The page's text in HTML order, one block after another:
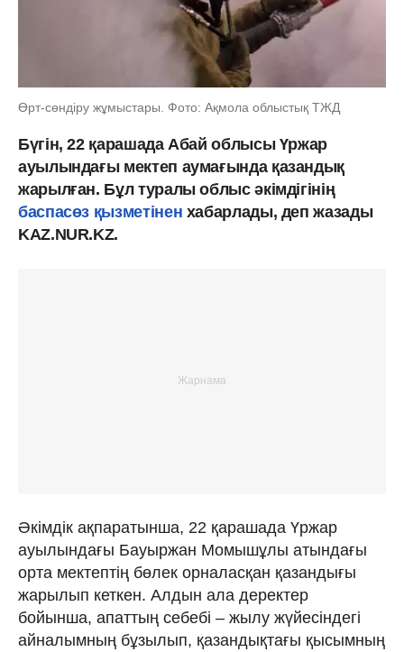
Өрт-сөндіру жұмыстары. Фото: Ақмола облыстық ТЖД
Бүгін, 22 қарашада Абай облысы Үржар
ауылындағы мектеп аумағында қазандық
жарылған. Бұл туралы облыс әкімдігінің
баспасөз қызметінен хабарлады, деп жазады
KAZ.NUR.KZ.
Әкімдік ақпаратынша, 22 қарашада Үржар
ауылындағы Бауыржан Момышұлы атындағы
орта мектептің бөлек орналасқан қазандығы
жарылып кеткен. Алдын ала деректер
бойынша, апаттың себебі – жылу жүйесіндегі
айналымның бұзылып, қазандықтағы қысымның